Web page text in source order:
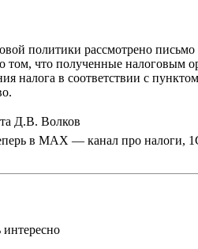
политики рассмотрено
что полученные налоговым
налога в соответствии с
Д.В. Волков
в MAX — канал про налоги,